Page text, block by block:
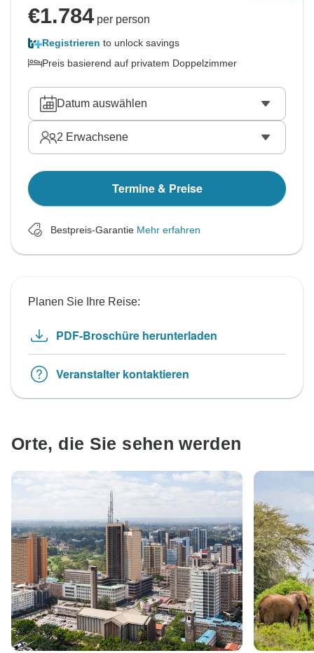
€1.784 per person
Registrieren to unlock savings
Preis basierend auf privatem Doppelzimmer
Datum auswählen
2 Erwachsene
Termine & Preise
Bestpreis-Garantie Mehr erfahren
Planen Sie Ihre Reise:
PDF-Broschüre herunterladen
Veranstalter kontaktieren
Orte, die Sie sehen werden